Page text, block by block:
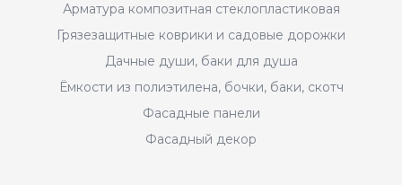
Арматура композитная стеклопластиковая
Грязезащитные коврики и садовые дорожки
Дачные души, баки для душа
Ёмкости из полиэтилена, бочки, баки, скотч
Фасадные панели
Фасадный декор